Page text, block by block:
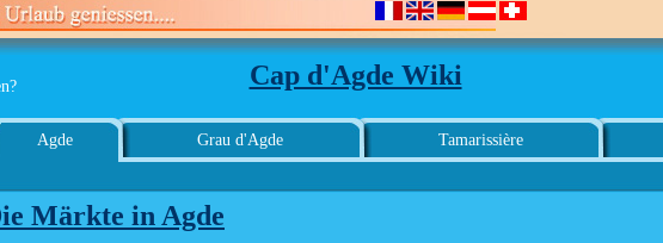
Cap d'Agde Wiki
Agde Grau d'Agde Tamarissière
Märkte in Agde